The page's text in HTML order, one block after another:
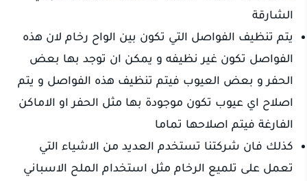
الشارقة
يتم تنظيف الفواصل التي تكون بين الواح رخام لان هذه
الفواصل تكون غير نظيفه و يمكن ان توجد بها بعض
الحفر و بعض العيوب فيتم تنظيف هذه الفواصل و يتم
اصلاح اي عيوب تكون موجودة بها مثل الحفر او الاماكن
الفارغة فيتم اصلاحها تماما
كذلك فان شركتنا تستخدم العديد من الاشياء التي
تعمل على تلميع الرخام مثل استخدام الملح الاسباني